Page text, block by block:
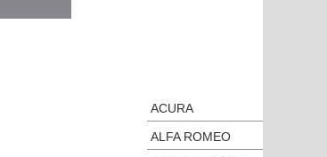
ACURA
ALFA ROMEO